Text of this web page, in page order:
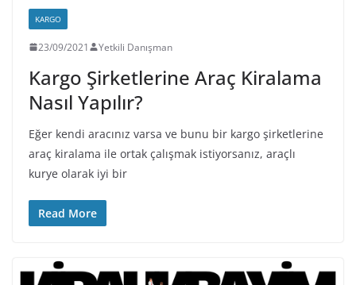
KARGO
23/09/2021 Yetkili Danışman
Kargo Şirketlerine Araç Kiralama
Nasıl Yapılır?
Eğer kendi aracınız varsa ve bunu bir kargo şirketlerine
araç kiralama ile ortak çalışmak istiyorsanız, araçlı
kurye olarak iyi bir
Read More